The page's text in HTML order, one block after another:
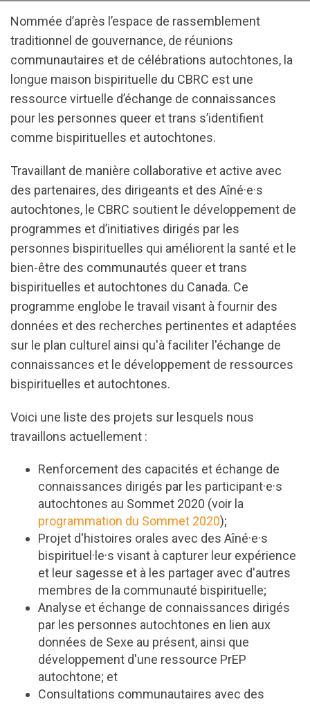
Nommée d’après l’espace de rassemblement
traditionnel de gouvernance, de réunions
communautaires et de célébrations autochtones, la
longue maison bispirituelle du CBRC est une
ressource virtuelle d’échange de connaissances
pour les personnes queer et trans s’identifient
comme bispirituelles et autochtones.
Travaillant de manière collaborative et active avec
des partenaires, des dirigeants et des Aîné·e·s
autochtones, le CBRC soutient le développement de
programmes et d’initiatives dirigés par les
personnes bispirituelles qui améliorent la santé et le
bien-être des communautés queer et trans
bispirituelles et autochtones du Canada. Ce
programme englobe le travail visant à fournir des
données et des recherches pertinentes et adaptées
sur le plan culturel ainsi qu'à faciliter l'échange de
connaissances et le développement de ressources
bispirituelles et autochtones.
Voici une liste des projets sur lesquels nous
travaillons actuellement :
Renforcement des capacités et échange de
connaissances dirigés par les participant·e·s
autochtones au Sommet 2020 (voir la
programmation du Sommet 2020);
Projet d'histoires orales avec des Aîné·e·s
bispirituel·le·s visant à capturer leur expérience
et leur sagesse et à les partager avec d'autres
membres de la communauté bispirituelle;
Analyse et échange de connaissances dirigés
par les personnes autochtones en lien aux
données de Sexe au présent, ainsi que
développement d'une ressource PrEP
autochtone; et
Consultations communautaires avec des